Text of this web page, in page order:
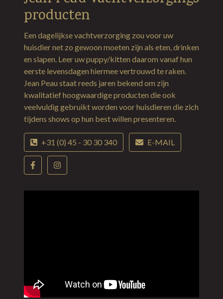
producten
Een dagelijkse vachtverzorging zou voor uw
huisdier net zo gewoon moeten zijn als eten, drinken
en slapen. Leer uw puppy/kitten daarom vanaf hun
eerste levensdagen hiermee vertrouwd te raken.
Jean Peau staat reeds jaren bekend om zijn
kwalitatief hoogwaardige producten die ook
veelvuldig gebruikt worden voor huisdieren die zich
tijdens shows op hun best willen presenteren.
+31 (0) 45 - 30 30 340 E-MAIL